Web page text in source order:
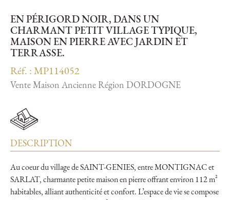
EN PÉRIGORD NOIR, DANS UN
CHARMANT PETIT VILLAGE TYPIQUE,
MAISON EN PIERRE AVEC JARDIN ET
TERRASSE.
Réf. : MP114052
Vente Maison Ancienne Région DORDOGNE
DESCRIPTION
Au coeur du village de SAINT-GENIES, entre MONTIGNAC et
SARLAT, charmante petite maison en pierre offrant environ 112 m²
habitables, alliant authenticité et confort. L’espace de vie se compose